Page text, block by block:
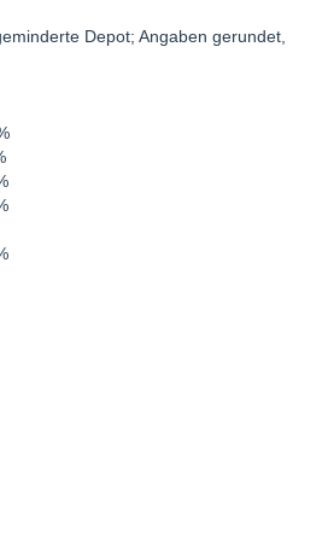
Depot; Angaben gerundet,